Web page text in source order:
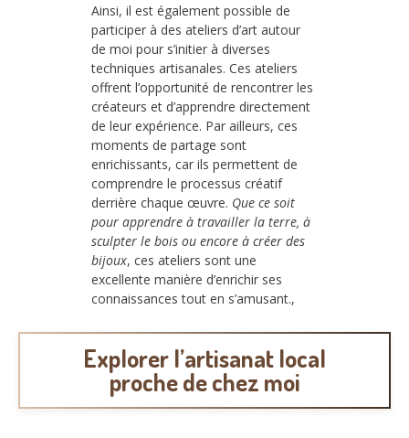
Ainsi, il est également possible de
participer à des ateliers d’art autour
de moi pour s’initier à diverses
techniques artisanales. Ces ateliers
offrent l’opportunité de rencontrer les
créateurs et d’apprendre directement
de leur expérience. Par ailleurs, ces
moments de partage sont
enrichissants, car ils permettent de
comprendre le processus créatif
derrière chaque œuvre. Que ce soit
pour apprendre à travailler la terre, à
sculpter le bois ou encore à créer des
bijoux, ces ateliers sont une
excellente manière d’enrichir ses
connaissances tout en s’amusant.,
Explorer l’artisanat local
proche de chez moi